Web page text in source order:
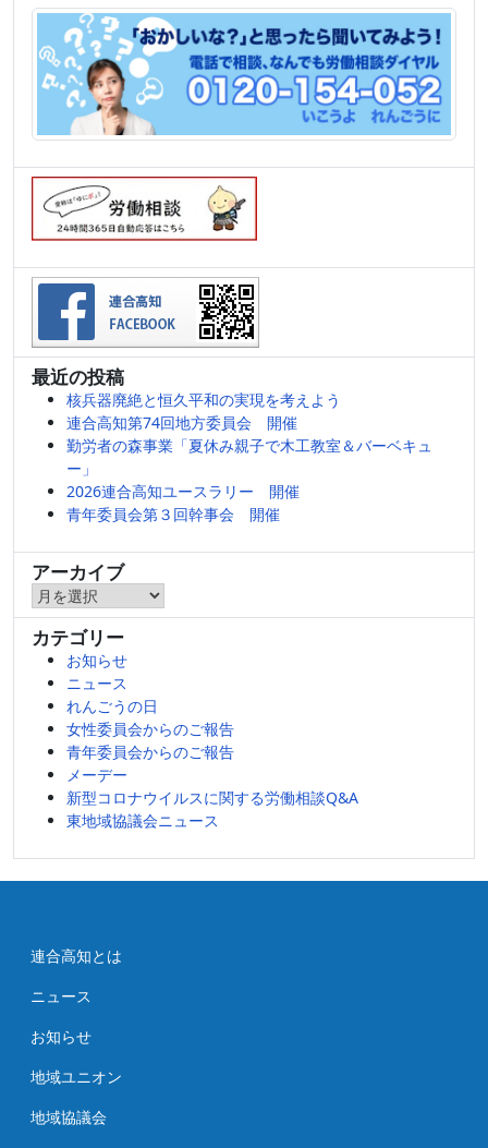
最近の投稿
核兵器廃絶と恒久平和の実現を考えよう
連合高知第74回地方委員会 開催
勤労者の森事業「夏休み親子で木工教室＆バーベキュ
ー」
2026連合高知ユースラリー 開催
青年委員会第３回幹事会 開催
アーカイブ
ア
ー
カ
カテゴリー
お知らせ
ニュース
れんごうの日
女性委員会からのご報告
青年委員会からのご報告
メーデー
新型コロナウイルスに関する労働相談Q&A
東地域協議会ニュース
連合高知とは
ニュース
お知らせ
地域ユニオン
地域協議会